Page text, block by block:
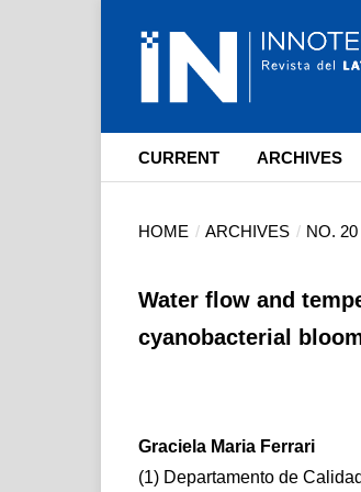
CURRENT ARCHIVES
HOME / ARCHIVES / NO.
Water flow and
cyanobacterial
Graciela Maria Ferrari
(1) Departamento de